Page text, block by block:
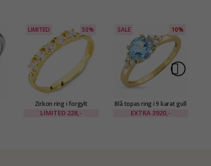
LIMITED 50%
Zirkon ring i forgylt
messing - Eliné
LIMITED 228,-
SALE 10%
Blå topas ring i 9 karat gull
- Gold Collection
EXTRA3920,-